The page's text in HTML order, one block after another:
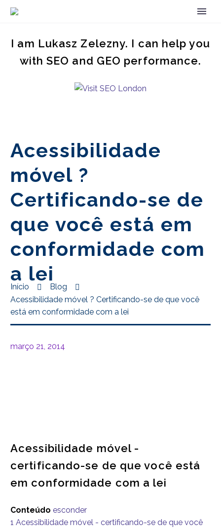
I am Lukasz Zelezny. I can help you
with SEO and GEO performance.
Acessibilidade
móvel ?
Certificando-se de
que você está em
conformidade com
a lei
Início
Blog
Acessibilidade móvel ? Certificando-se de que você
está em conformidade com a lei
março 21, 2014
Acessibilidade móvel -
certificando-se de que você está
em conformidade com a lei
Conteúdo esconder
1 Acessibilidade móvel - certificando-se de que você